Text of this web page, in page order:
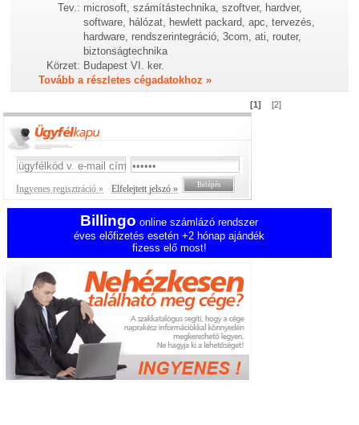
Tev.: microsoft, számítástechnika, szoftver, hardver,
software, hálózat, hewlett packard, apc, tervezés,
hardware, rendszerintegráció, 3com, ati, router,
biztonságtechnika
Körzet: Budapest VI. ker.
Tovább a részletes cégadatokhoz »
[1] [2]
Ingyenes regisztráció » Elfelejtett jelszó »
Billingo online számlázó rendszer
éves előfizetés esetén +2 hónap ajándék
fizess elő most!